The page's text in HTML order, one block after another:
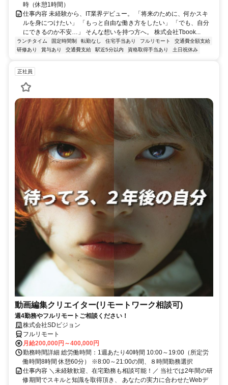
時（休憩1時間）
仕事内容 未経験から、IT業界デビュー。 「将来のために、何かスキ
ルを身につけたい」 「もっと自由な働き方をしたい」 「でも、自分
にできるのか不安…」 そんな想いを持つ方へ。 株式会社Tbook...
ランチタイム 固定時間制 転勤なし 住宅手当あり フルリモート
交通費全額支給
研修あり
賞与あり 交通費支給 駅近5分以内 資格取得手当あり 土日祝休み
正社員
動画編集クリエイター(リモートワーク相談可)
週4勤務やフルリモートご相談ください！
株式会社SDビジョン
フルリモート
月給200,000円～400,000円
勤務時間詳細 総労働時間：1週あたり40時間 10:00～19:00（所定労
働時間8時間 休憩60分） ※8:00～21:00の間、８時間勤務選択
仕事内容 ＼未経験歓迎、在宅勤務も相談可能！／ 当社では2年間の研
修期間でスキルと知識を取得頂き、 あなたの実力に合わせたWebデ